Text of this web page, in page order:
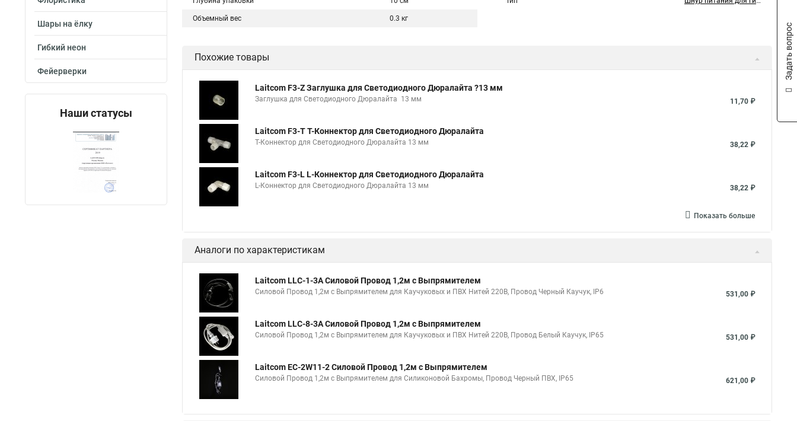
Шары на ёлку
Гибкий неон
Фейерверки
Наши статусы
Объемный вес 0.3 кг
Похожие товары
Laitcom F3-Z Заглушка для Светодиодного Дюралайта ?13 мм
Заглушка для Светодиодного Дюралайта 13 мм 11,70 ₽
Laitcom F3-T T-Коннектор для Светодиодного Дюралайта
T-Коннектор для Светодиодного Дюралайта 13 мм 38,22 ₽
Laitcom F3-L L-Коннектор для Светодиодного Дюралайта
L-Коннектор для Светодиодного Дюралайта 13 мм 38,22 ₽
Показать больше
Аналоги по характеристикам
Laitcom LLC-1-3A Силовой Провод 1,2м с Выпрямителем
Силовой Провод 1,2м с Выпрямителем для Каучуковых и ПВХ Нитей 220В, Провод Черный Каучук, IP6 531,00 ₽
Laitcom LLC-8-3A Силовой Провод 1,2м с Выпрямителем
Силовой Провод 1,2м с Выпрямителем для Каучуковых и ПВХ Нитей 220В, Провод Белый Каучук, IP65 531,00 ₽
Laitcom EC-2W11-2 Силовой Провод 1,2м с Выпрямителем
Силовой Провод 1,2м с Выпрямителем для Силиконовой Бахромы, Провод Черный ПВХ, IP65 621,00 ₽
Задать вопрос